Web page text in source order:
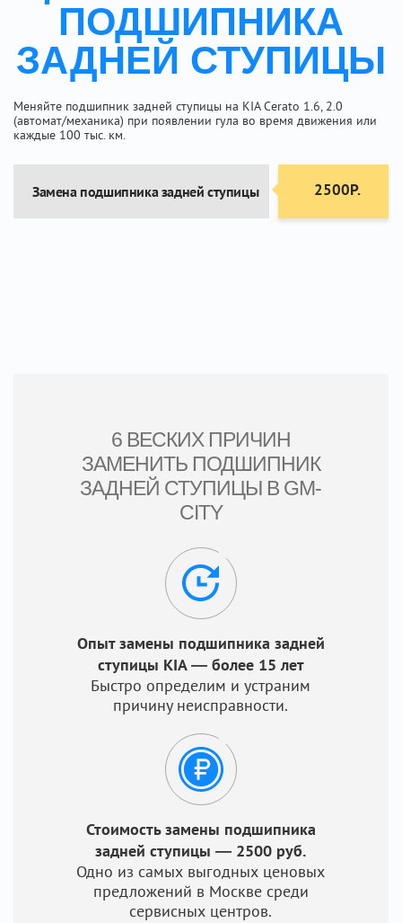
ПОДШИПНИКА
ЗАДНЕЙ СТУПИЦЫ
Меняйте подшипник задней ступицы на KIA Cerato 1.6, 2.0
(автомат/механика) при появлении гула во время движения или
каждые 100 тыс. км.
Замена подшипника задней ступицы 2500Р.
6 ВЕСКИХ ПРИЧИН
ЗАМЕНИТЬ ПОДШИПНИК
ЗАДНЕЙ СТУПИЦЫ В GM-
CITY
Опыт замены подшипника задней
ступицы KIA — более 15 лет
Быстро определим и устраним
причину неисправности.
Стоимость замены подшипника
задней ступицы — 2500 руб.
Одно из самых выгодных ценовых
предложений в Москве среди
сервисных центров.